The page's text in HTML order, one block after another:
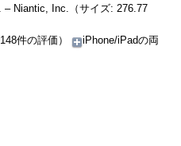
Niantic, Inc.（サイズ: 276.77
件の評価）
iPhone/iPadの両